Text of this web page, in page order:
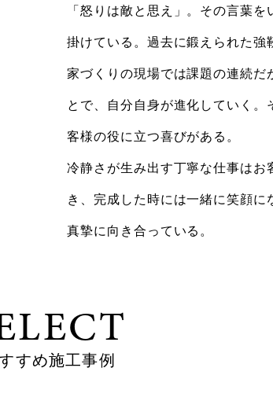
「怒りは敵と思え」。その言葉
掛けている。過去に鍛えられた強
家づくりの現場では課題の連続だ
とで、自分自身が進化していく
客様の役に立つ喜びがある。
冷静さが生み出す丁寧な仕事は
き、完成した時には一緒に笑顔
真摯に向き合っている。
すめ施工事例